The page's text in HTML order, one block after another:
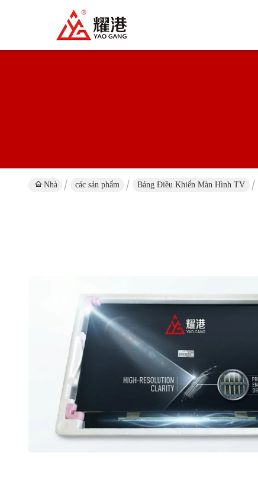
Nhà các sản phẩm Bảng Điều Khiển Màn Hình TV